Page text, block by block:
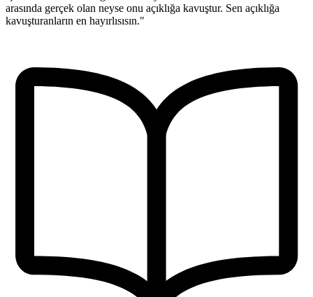
arasında gerçek olan neyse onu açıklığa kavuştur. Sen açıklığa
kavuşturanların en hayırlısısın."